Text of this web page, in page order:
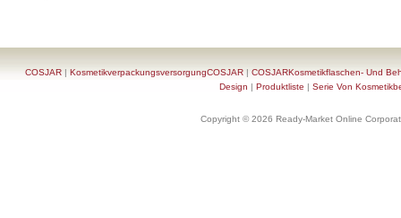
COSJAR |KosmetikverpackungsversorgungCOSJAR |COSJARKosmetikflaschen- Und
Design | Produktliste | Serie Von
Copyright © 2026 Ready-Market Online